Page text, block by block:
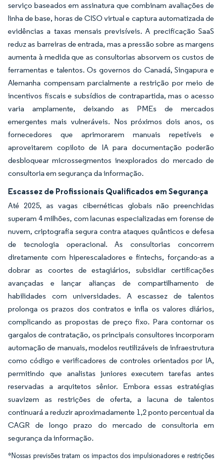
serviço baseados em assinatura que combinam avaliações de
linha de base, horas de CISO virtual e captura automatizada de
evidências a taxas mensais previsíveis. A precificação SaaS
reduz as barreiras de entrada, mas a pressão sobre as margens
aumenta à medida que as consultorias absorvem os custos de
ferramentas e talentos. Os governos do Canadá, Singapura e
Alemanha compensam parcialmente a restrição por meio de
incentivos fiscais e subsídios de contrapartida, mas o acesso
varia amplamente, deixando as PMEs de mercados
emergentes mais vulneráveis. Nos próximos dois anos, os
fornecedores que aprimorarem manuais repetíveis e
aproveitarem copiloto de IA para documentação poderão
desbloquear microssegmentos inexplorados do mercado de
consultoria em segurança da informação.
Escassez de Profissionais Qualificados em Segurança
Até 2025, as vagas cibernéticas globais não preenchidas
superam 4 milhões, com lacunas especializadas em forense de
nuvem, criptografia segura contra ataques quânticos e defesa
de tecnologia operacional. As consultorias concorrem
diretamente com hiperescaladores e fintechs, forçando-as a
dobrar as coortes de estagiários, subsidiar certificações
avançadas e lançar alianças de compartilhamento de
habilidades com universidades. A escassez de talentos
prolonga os prazos dos contratos e infla os valores diários,
complicando as propostas de preço fixo. Para contornar os
gargalos de contratação, os principais consultores incorporam
automação de manuais, modelos reutilizáveis de infraestrutura
como código e verificadores de controles orientados por IA,
permitindo que analistas juniores executem tarefas antes
reservadas a arquitetos sênior. Embora essas estratégias
suavizem as restrições de oferta, a lacuna de talentos
continuará a reduzir aproximadamente 1,2 ponto percentual da
CAGR de longo prazo do mercado de consultoria em
segurança da informação.
*Nossas previsões tratam os impactos dos impulsionadores e restrições